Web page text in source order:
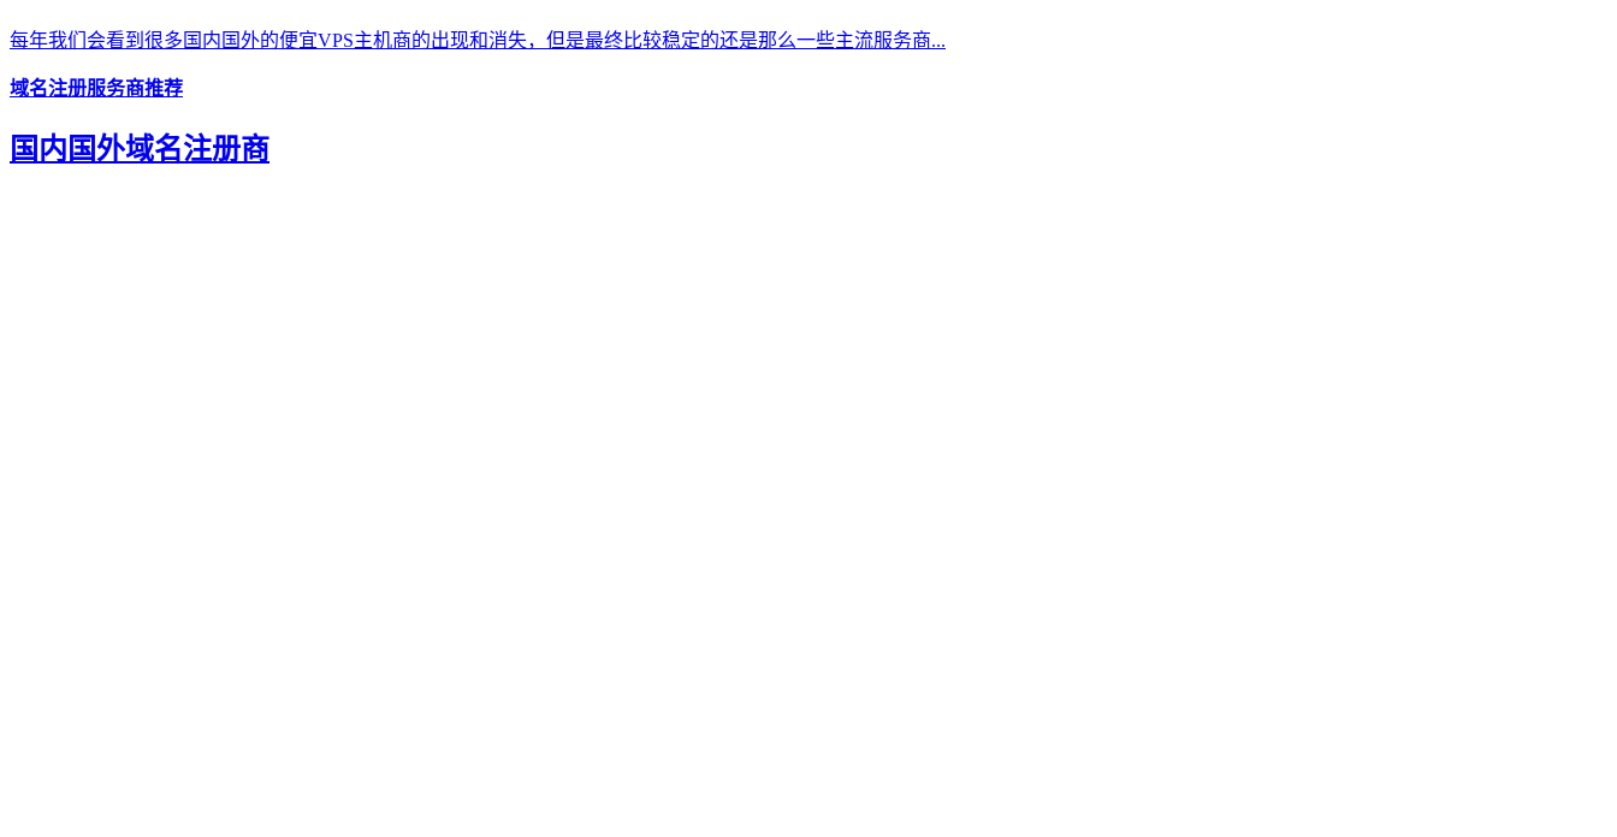
每年我们会看到很多国内国外的便宜VPS主机商的出现和消失，但是最终比较稳定的还是那么一些主流服务商...
域名注册服务商推荐
国内国外域名注册商